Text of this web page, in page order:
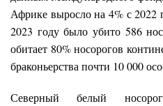
Африке выросло на 4% с 2022
2023 году было убито 586
обитает 80% носорогов
браконьерства почти 10 000
Северный белый